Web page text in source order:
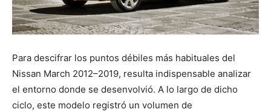
Para descifrar los puntos débiles más habituales del
Nissan March 2012–2019, resulta indispensable analizar
el entorno donde se desenvolvió. A lo largo de dicho
ciclo, este modelo registró un volumen de